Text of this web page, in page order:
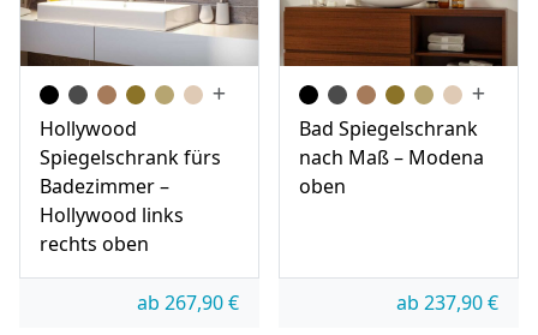
Hollywood
Spiegelschrank fürs
Badezimmer –
Hollywood links
rechts oben
ab 267,90€
Bad Spiegelschrank
nach Maß – Modena
oben
ab 237,90€